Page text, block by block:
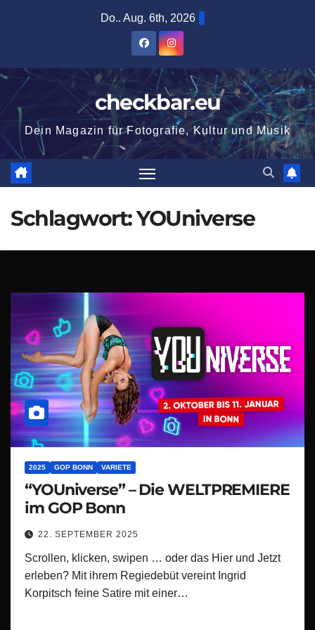
Do.. Aug. 6th, 2026
checkbar.eu
Dein Magazin für Fotografie, Kultur und Musik
Schlagwort:YOUniverse
2025 GOP BONN VARIETE
“YOUniverse” – Die WELTPREMIERE
im GOP Bonn
22. SEPTEMBER 2025
Scrollen, klicken, swipen … oder das Hier und Jetzt
erleben? Mit ihrem Regiedebüt vereint Ingrid
Korpitsch feine Satire mit einer…